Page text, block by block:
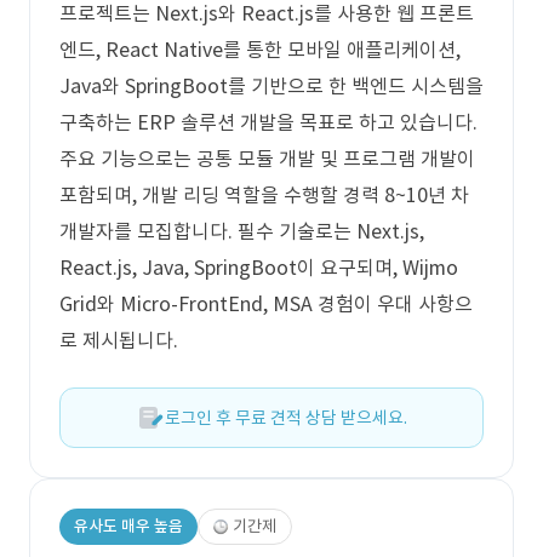
프로젝트는 Next.js와 React.js를 사용한 웹 프론트
엔드, React Native를 통한 모바일 애플리케이션,
Java와 SpringBoot를 기반으로 한 백엔드 시스템을
구축하는 ERP 솔루션 개발을 목표로 하고 있습니다.
주요 기능으로는 공통 모듈 개발 및 프로그램 개발이
포함되며, 개발 리딩 역할을 수행할 경력 8~10년 차
개발자를 모집합니다. 필수 기술로는 Next.js,
React.js, Java, SpringBoot이 요구되며, Wijmo
Grid와 Micro-FrontEnd, MSA 경험이 우대 사항으
로 제시됩니다.
로그인 후 무료 견적 상담 받으세요.
유사도 매우 높음 기간제